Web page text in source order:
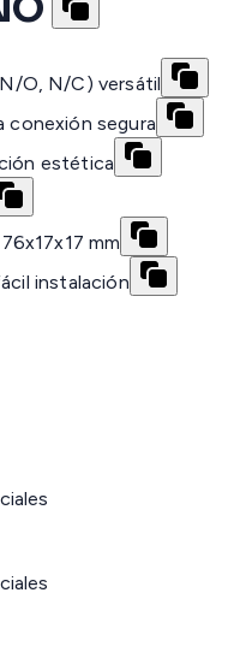
O, N/C) versátil
conexión segura
estética
mm
instalación